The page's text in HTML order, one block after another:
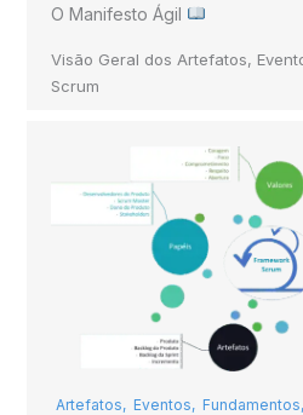
O Manifesto Ágil
Visão Geral dos Artefatos,
Scrum
Artefatos, Eventos, Fundamentos,